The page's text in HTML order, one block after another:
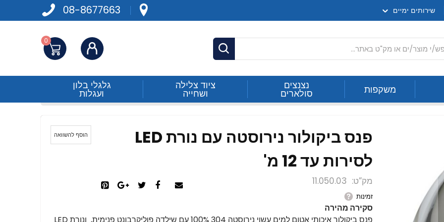
08-8677663 שירותים ימיים
חפש
התחברות 0
משקפות נצנצים
סולארים
ציוד צלילה
ושחייה
גלגלי בלון
ועגלות
פנס ביקולור נירוסטה עם נורת LED
לסירות עד 12 מ'
מק”ט 11.050.03
זמינות
סקירה מהירה
הוסף להשוואה